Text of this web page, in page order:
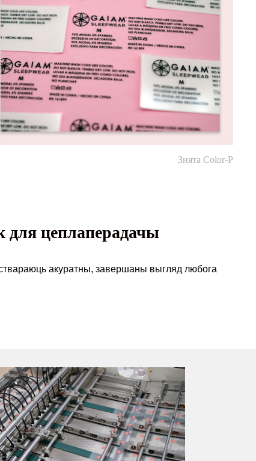
Знята Color-P
для цеплаперадачы
ствараюць акуратны, завершаны выгляд любога